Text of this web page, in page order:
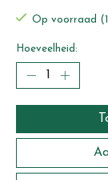
Op voorraad
Hoeveelheid: